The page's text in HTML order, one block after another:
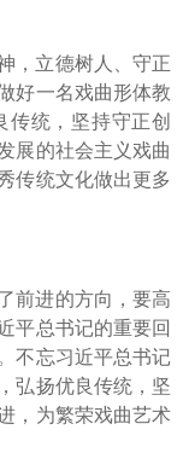
，立德树人
守正
好一名戏曲形体教
传统，坚持守正创
展的社会主义戏曲
传统文化做出更多
前进的方向，要高
平总书记的重要回
。不忘习近平总书记
弘扬优良传统，坚
， 为繁荣戏曲艺术